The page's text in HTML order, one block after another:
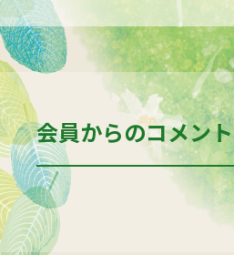
会員からのコメント